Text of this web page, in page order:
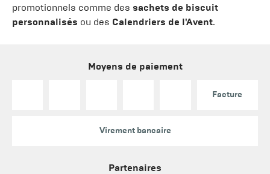
promotionnels comme des sachets de biscuit
personnalisés ou des Calendriers de l'Avent.
Moyens de paiement
Facture
Virement bancaire
Partenaires